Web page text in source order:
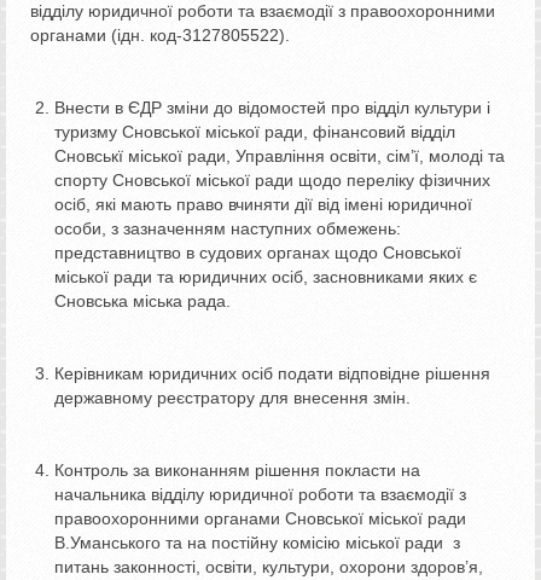
відділу юридичної роботи та взаємодії з правоохоронними
органами (ідн. код-3127805522).
Внести в ЄДР зміни до відомостей про відділ культури і
туризму Сновської міської ради, фінансовий відділ
Сновськї міської ради, Управління освіти, сім’ї, молоді та
спорту Сновської міської ради щодо переліку фізичних
осіб, які мають право вчиняти дії від імені юридичної
особи, з зазначенням наступних обмежень:
представництво в судових органах щодо Сновської
міської ради та юридичних осіб, засновниками яких є
Сновська міська рада.
Керівникам юридичних осіб подати відповідне рішення
державному реєстратору для внесення змін.
Контроль за виконанням рішення покласти на
начальника відділу юридичної роботи та взаємодії з
правоохоронними органами Сновської міської ради
В.Уманського та на постійну комісію міської ради з
питань законності, освіти, культури, охорони здоров’я,